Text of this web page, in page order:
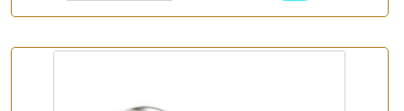
公司名稱